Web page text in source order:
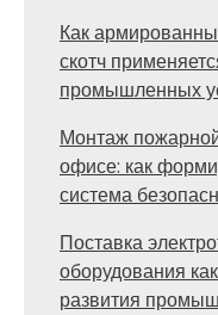
Как
скотч
промышленных
Монтаж
офисе: как
система
Поставка
оборудования
развития